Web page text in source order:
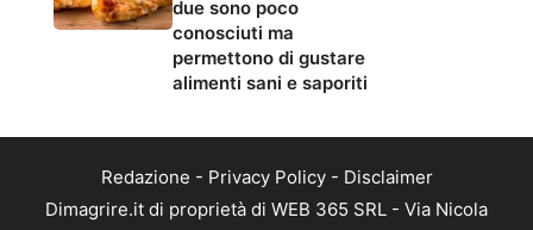
due sono poco
conosciuti ma
permettono di gustare
alimenti sani e saporiti
Redazione - Privacy Policy- Disclaimer
Dimagrire.it di proprietà di WEB 365 SRL - Via Nicola